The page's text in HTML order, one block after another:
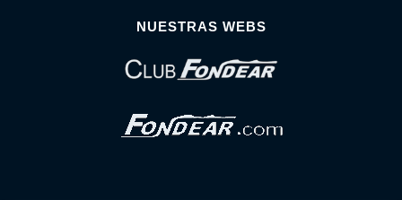
NUESTRAS WEBS